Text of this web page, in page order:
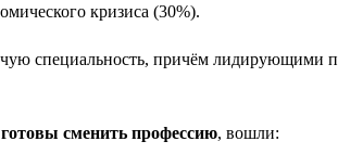
кризиса (30%).
специальность, причём лидирующими
сменить профессию, вошли: